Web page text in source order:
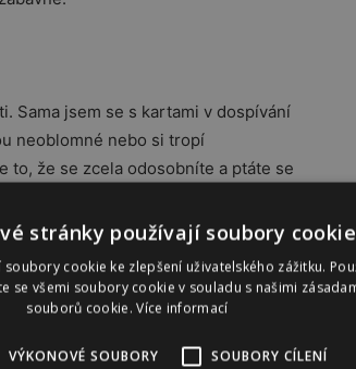
Sama jsem se s kartami v dospívání
neoblomné nebo si tropí
to, že se zcela odosobníte a ptáte se
vypadat, jako že se dlouho nic
Jak v tom dobrém, tak i méně
stránky používají soubory
cookie ke zlepšení uživatelského zážitku.
se všemi soubory cookie v souladu s našimi
souborů cookie.Více informací
VÝKONOVÉ SOUBORY SOUBORY CÍLENÍ